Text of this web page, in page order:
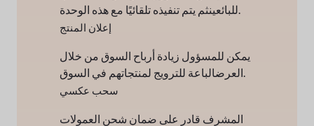
للبائعينثم يتم تنفيذه تلقائيًا مع هذه الوحدة.
إعلان المنتج
يمكن للمسؤول زيادة أرباح السوق من خلال
العرضالباعة للترويج لمنتجاتهم في السوق.
سحب عكسي
المشرف قادر على ضمان شحن العمولات